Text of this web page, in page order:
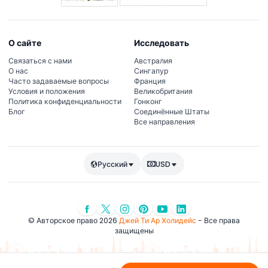
О сайте
Связаться с нами
О нас
Часто задаваемые вопросы
Условия и положения
Политика конфиденциальности
Блог
Исследовать
Австралия
Сингапур
Франция
Великобритания
Гонконг
Соединённые Штаты
Все направления
Русский USD
© Авторское право 2026 Джей Ти Ар Холидейс- Все права
защищены